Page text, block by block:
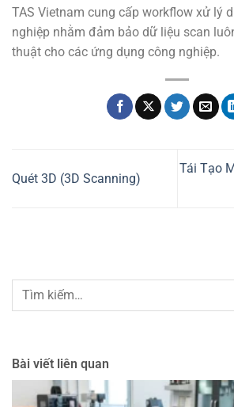
TAS Vietnam cung cấp workflow xử lý
nghiệp nhằm đảm bảo dữ liệu scan
thuật cho các ứng dụng công nghiệp.
Quét 3D (3D Scanning)
Tái Tạo
Bài viết liên quan